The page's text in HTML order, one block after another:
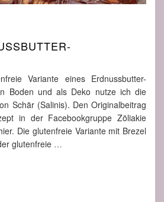
Variante eines Erdnussbutter-
Boden und als Deko nutze ich die
Schär (Salinis). Den Originalbeitrag
in der Facebookgruppe Zöliakie
Die glutenfreie Variante mit Brezel
glutenfreie …